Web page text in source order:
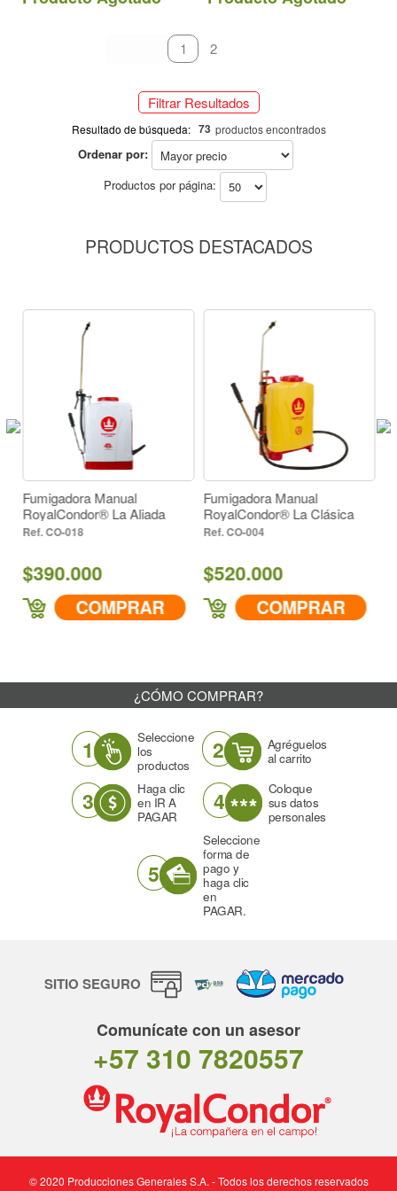
anterior
1 2
Filtrar Resultados
Resultado de búsqueda: 73 productos encontrados
Ordenar por:
Productos por página:
PRODUCTOS DESTACADOS
Fumigadora Manual
RoyalCondor® La Aliada
CO-018
$390.000
COMPRAR
Fumigadora Manual
RoyalCondor® La Clásica
CO-004
$520.000
COMPRAR
¿CÓMO COMPRAR?
1
Seleccione
los
productos
2
Agréguelos
al carrito
3
Haga clic
en IR A
PAGAR
4
Coloque
sus datos
personales
5
Seleccione
forma de
pago y
haga clic
en
PAGAR.
SITIO SEGURO
Comunícate con un asesor
+57 310 7820557
© 2020 Producciones Generales S.A. - Todos los derechos reservados